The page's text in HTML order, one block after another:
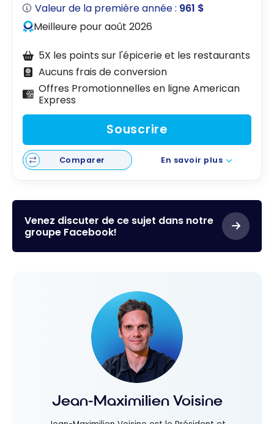
Valeur de la première année : 961 $
Meilleure pour août 2026
5X les points sur l'épicerie et les restaurants
Aucuns frais de conversion
Offres Promotionnelles en ligne American
Express
Souscrire
Comparer En savoir plus
Venez discuter de ce sujet dans notre
groupe Facebook!
Jean-Maximilien Voisine